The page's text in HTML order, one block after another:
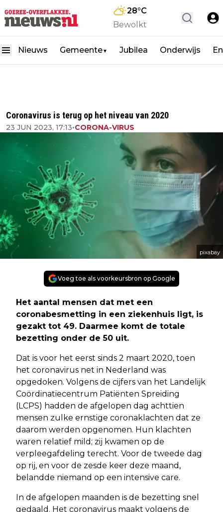
28°C
Bewolkt
Nieuws Gemeente▼ Jubilea Onderwijs
Coronavirus is terug op het niveau van 2020
23 JUN 2023, 17:13•CORONA-VIRUS
pixabay
Voeg toe als voorkeursbron op Google
Het aantal mensen dat met een
coronabesmetting in een ziekenhuis ligt, is
gezakt tot 49. Daarmee komt de totale
bezetting onder de 50 uit.
Dat is voor het eerst sinds 2 maart 2020, toen
het coronavirus net in Nederland was
opgedoken. Volgens de cijfers van het Landelijk
Coördinatiecentrum Patiënten Spreiding
(LCPS) hadden de afgelopen dag achttien
mensen zulke ernstige coronaklachten dat ze
daarom werden opgenomen. Hun klachten
waren relatief mild; zij kwamen op de
verpleegafdeling terecht. Voor de tweede dag
op rij, en voor de zesde keer deze maand,
belandde niemand op een intensive care.
In de afgelopen maanden is de bezetting snel
gedaald. Het coronavirus maakt volgens de